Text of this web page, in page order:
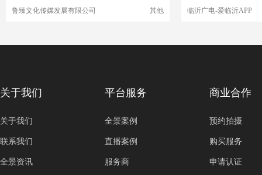
鲁臻文化传媒发展有限公司 其他 临沂广电-爱临沂APP
关于我们
关于我们
联系我们
全景资讯
平台服务
全景案例
直播案例
服务商
商业合作
预约拍摄
购买服务
申请认证